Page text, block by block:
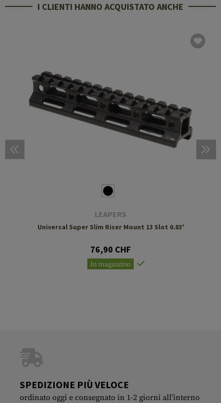
I CLIENTI HANNO ACQUISTATO ANCHE
LEAPERS
Universal Super Slim Riser Mount 13 Slot 0.83'
76,90 CHF
In magazzino
SPEDIZIONE PIÙ VELOCE
ordinato oggi e consegnato in 1-2 giorni all'interno